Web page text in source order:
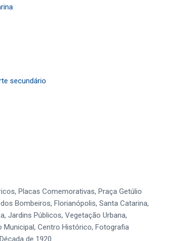
secundário
Placas Comemorativas, Praça Getúlio
Bombeiros, Florianópolis, Santa Catarina,
Jardins Públicos, Vegetação Urbana,
Centro Histórico, Fotografia
de 1920